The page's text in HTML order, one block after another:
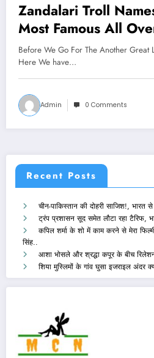
Zandalari Troll
Most Famous All
Before We Go For The Another Great
Here We have…
Admin 0 Comments
Recent Posts
चीन-पाकिस्तान की दोहरी साजिश!, भारत
ट्रंप प्रशासन सूद समेत लौटा रहा टैरिफ,
कपिल शर्मा के शो में काम करने से मेरा
सिंह..
आशा भोसले और श्रद्धा कपूर के बीच
शिया मुस्लिमों के गांव घुसा इजराइल अंदर